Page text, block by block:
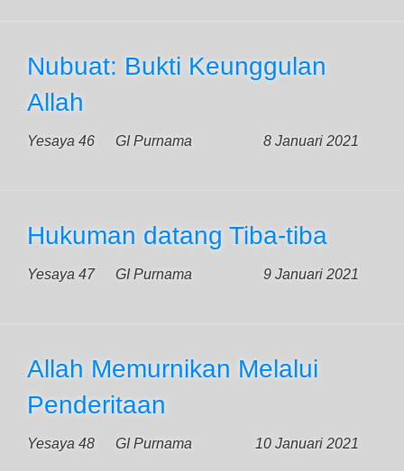
Nubuat: Bukti Keunggulan
Allah
Yesaya 46 8 Januari 2021
GI Purnama
Hukuman datang Tiba-tiba
Yesaya 47 9 Januari 2021
GI Purnama
Allah Memurnikan Melalui
Penderitaan
Yesaya 48 10 Januari 2021
GI Purnama